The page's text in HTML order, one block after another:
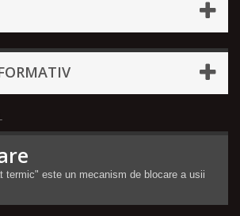
termic" este un mecanism de blocare a usii